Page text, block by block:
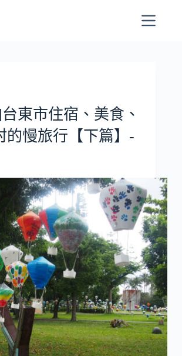
東市住宿、美食、
的慢旅行【下篇】-